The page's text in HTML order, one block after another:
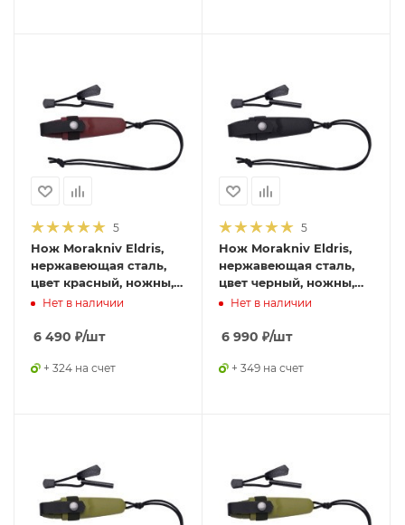
5
Нож Morakniv Eldris,
нержавеющая сталь,
цвет красный, ножны,
шнурок, огниво,12630
Нет в наличии
6 490 ₽/шт
+ 324 на счет
5
Нож Morakniv Eldris,
нержавеющая сталь,
цвет черный, ножны,
шнурок, огниво,12629
Нет в наличии
6 990 ₽/шт
+ 349 на счет